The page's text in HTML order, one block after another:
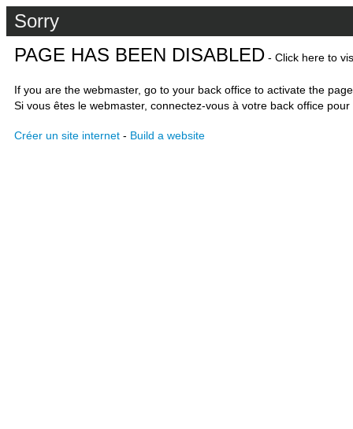
Sorry
PAGE HAS BEEN DISABLED - Click here to
If you are the webmaster, go to your back office to activate the
Si vous êtes le webmaster, connectez-vous à votre back office
Créer un site internet - Build a website